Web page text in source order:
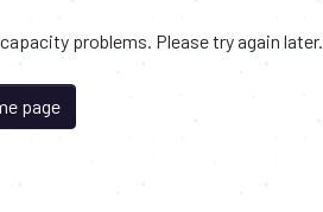
problems. Please try again later.
page